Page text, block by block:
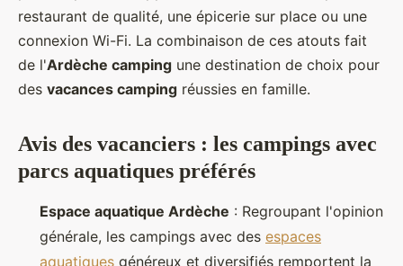
restaurant de qualité, une épicerie sur place ou une
connexion Wi-Fi. La combinaison de ces atouts fait
de l'Ardèche camping une destination de choix pour
des vacances camping réussies en famille.
Avis des vacanciers : les campings avec
parcs aquatiques préférés
Espace aquatique Ardèche : Regroupant l'opinion
générale, les campings avec des espaces
aquatiques généreux et diversifiés remportent la